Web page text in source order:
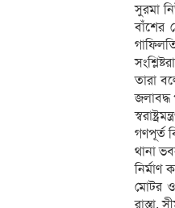
সুরমা
বাঁশের
তারা
জলাবদ্ধ
গণপূর্ত
থানা
নির্মাণ
মোটর ও
রাস্তা,